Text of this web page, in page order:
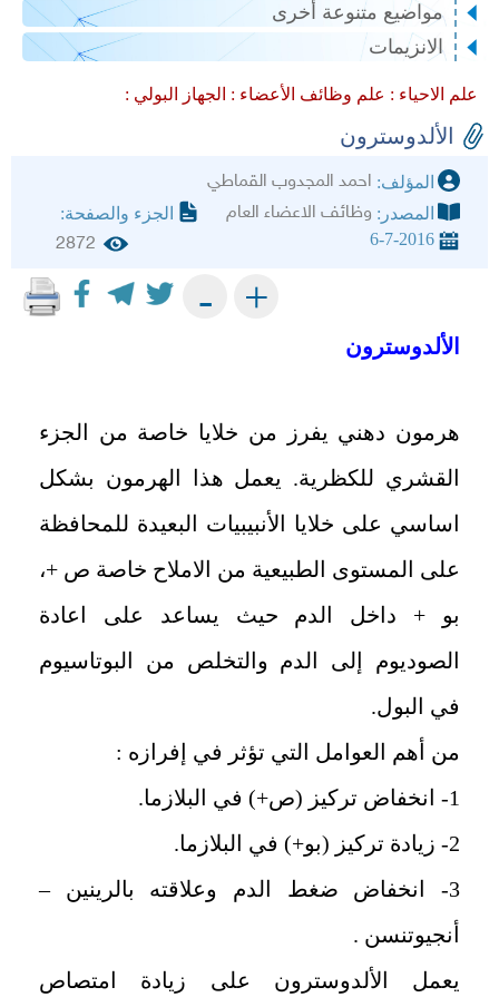
مواضيع متنوعة أخرى
الانزيمات
علم الاحياء : علم وظائف الأعضاء : الجهاز البولي :
الألدوسترون
المؤلف: احمد المجدوب القماطي
المصدر: وظائف الاعضاء العام
الجزء والصفحة:
6-7-2016
2872
+
-
الألدوسترون
هرمون دهني يفرز من خلايا خاصة من الجزء
القشري للكظرية. يعمل هذا الهرمون بشكل
اساسي على خلايا الأنبيبيات البعيدة للمحافظة
على المستوى الطبيعية من الاملاح خاصة ص +،
بو + داخل الدم حيث يساعد على اعادة
الصوديوم إلى الدم والتخلص من البوتاسيوم
في البول.
من أهم العوامل التي تؤثر في إفرازه :
1- انخفاض تركيز (ص+) في البلازما.
2- زيادة تركيز (بو+) في البلازما.
3- انخفاض ضغط الدم وعلاقته بالرينين –
أنجيوتنسن .
يعمل الألدوسترون على زيادة امتصاص